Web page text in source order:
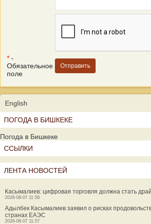
* -
Обязательное
поле
English
ПОГОДА В БИШКЕКЕ
Погода в Бишкеке
ССЫЛКИ
ЛЕНТА НОВОСТЕЙ
Касымалиев: цифровая торговля должна стать
2026-08-07 11:58
Адылбек Касымалиев заявил о рисках
странах ЕАЭС
2026-08-07 11:57